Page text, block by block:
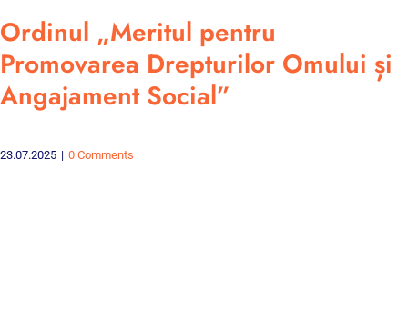
Ordinul „Meritul pentru
Promovarea Drepturilor Omului și
Angajament Social”
23.07.2025 | 0 Comments